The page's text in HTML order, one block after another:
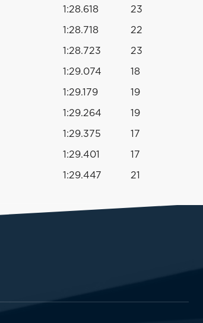
1:28.618 23
1:28.718 22
1:28.723 23
1:29.074 18
1:29.179 19
1:29.264 19
1:29.375 17
1:29.401 17
1:29.447 21